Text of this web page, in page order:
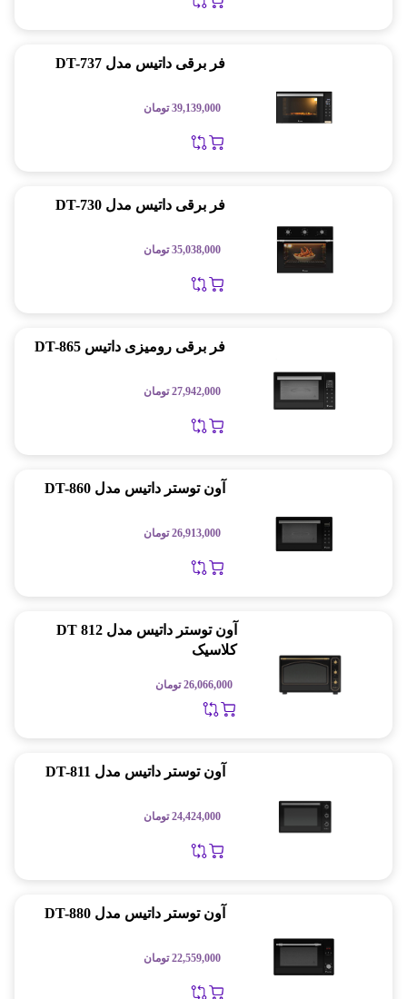
فر برقی داتیس مدل DT-737
39,139,000 تومان
فر برقی داتیس مدل DT-730
35,038,000 تومان
فر برقی رومیزی داتیس DT-865
27,942,000 تومان
آون توستر داتیس مدل DT-860
26,913,000 تومان
آون توستر داتیس مدل DT 812
کلاسیک
26,066,000 تومان
آون توستر داتیس مدل DT-811
24,424,000 تومان
آون توستر داتیس مدل DT-880
22,559,000 تومان